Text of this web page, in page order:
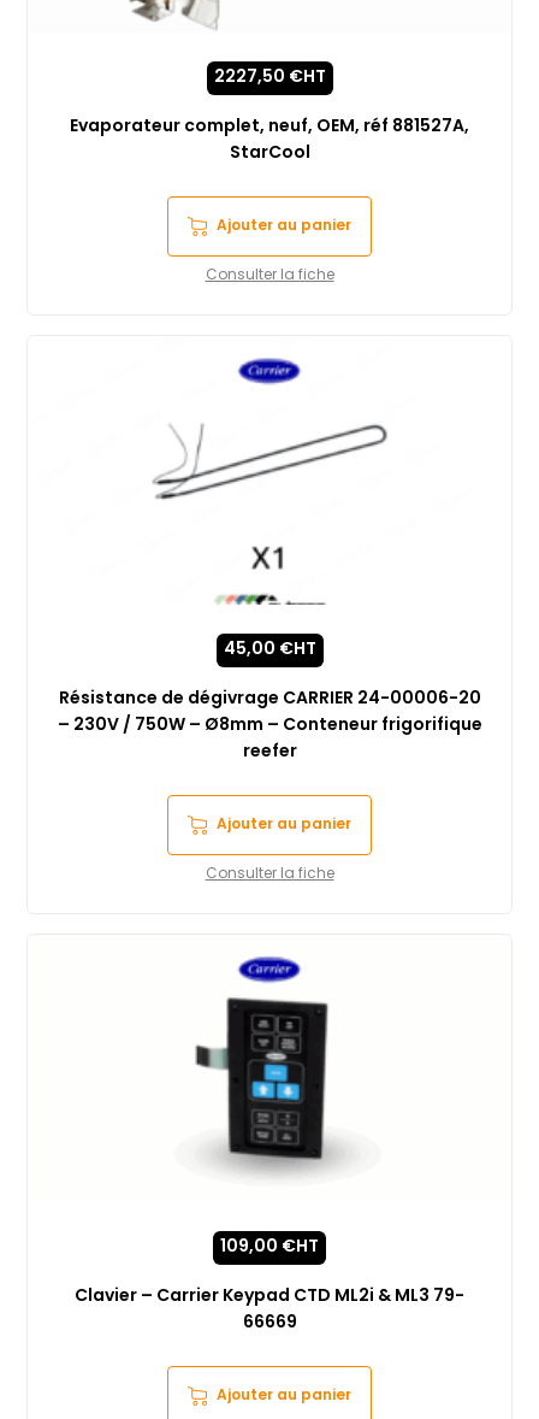
Evaporateur complet, neuf, OEM, réf 881527A,
StarCool
2227,50 €HT
Ajouter au panier
Consulter la fiche
Résistance de dégivrage CARRIER 24-00006-20
– 230V / 750W – Ø8mm – Conteneur frigorifique
reefer
45,00 €HT
Ajouter au panier
Consulter la fiche
Clavier – Carrier Keypad CTD ML2i & ML3 79-
66669
109,00 €HT
Ajouter au panier